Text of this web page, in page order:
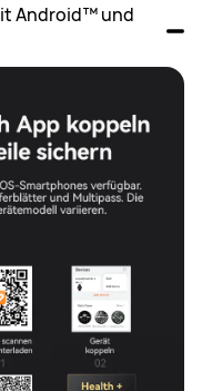
Android™ und